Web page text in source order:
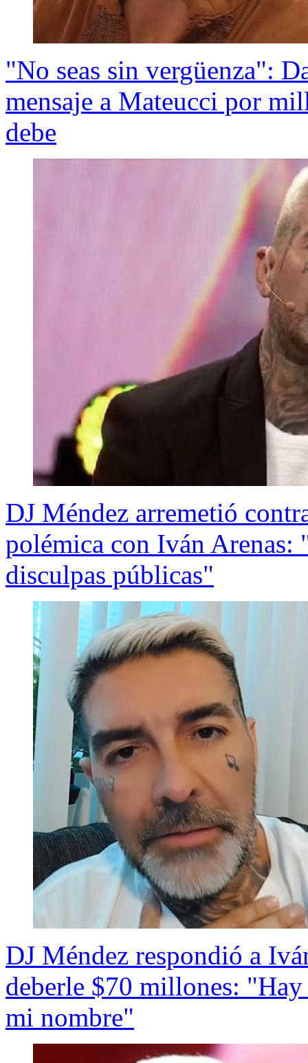
"No seas sin vergüenza":
mensaje a Mateucci por
debe
DJ Méndez arremetió
polémica con Iván Arenas:
disculpas públicas"
DJ Méndez respondió a
deberle $70 millones:
mi nombre"